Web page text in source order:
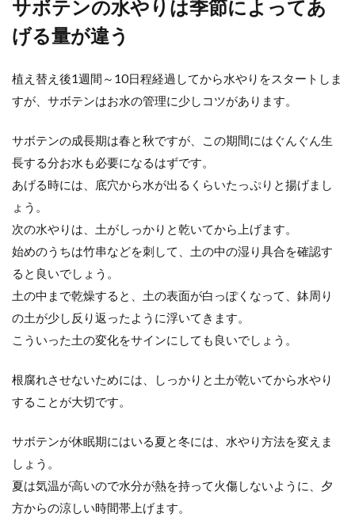
サボテンの水やりは季節によってあ
げる量が違う
植え替え後1週間～10日程経過してから水やりをスタートしま
すが、サボテンはお水の管理に少しコツがあります。
サボテンの成長期は春と秋ですが、この期間にはぐんぐん生
長する分お水も必要になるはずです。
あげる時には、底穴から水が出るくらいたっぷりと揚げまし
ょう。
次の水やりは、土がしっかりと乾いてから上げます。
始めのうちは竹串などを刺して、土の中の湿り具合を確認す
ると良いでしょう。
土の中まで乾燥すると、土の表面が白っぽくなって、鉢周り
の土が少し反り返ったように浮いてきます。
こういった土の変化をサインにしても良いでしょう。
根腐れさせないためには、しっかりと土が乾いてから水やり
することが大切です。
サボテンが休眠期にはいる夏と冬には、水やり方法を変えま
しょう。
夏は気温が高いので水分が熱を持って火傷しないように、夕
方からの涼しい時間帯上げます。